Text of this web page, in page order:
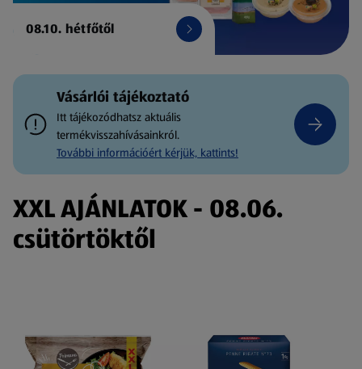
08.10. hétfőtől
Vásárlói tájékoztató
Itt tájékozódhatsz aktuális
termékvisszahívásainkról.
További információért kérjük, kattints!
XXL AJÁNLATOK - 08.06.
csütörtöktől